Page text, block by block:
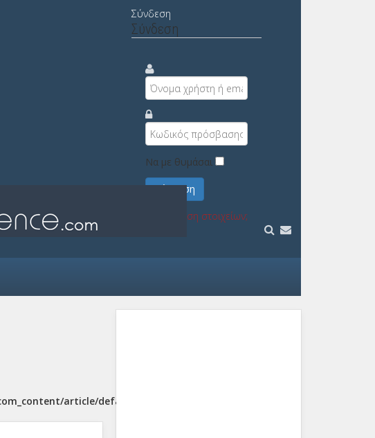
Σύνδεση
Σύνδεση
Να με θυμάσαι
Σύνδεση
Υπενθύμιση στοιχείων;
article/default.php